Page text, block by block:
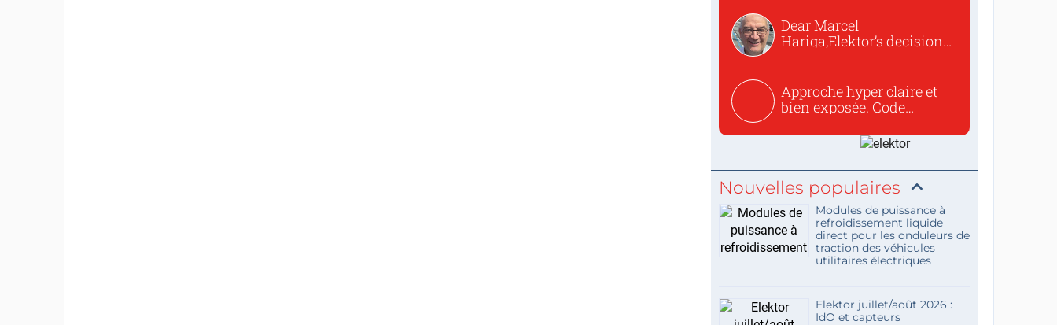
Dear Marcel
Hariga,Elektor’s decision
Approche hyper claire et
bien exposée. Code
Nouvelles populaires
Modules de puissance à
refroidissement liquide
direct pour les onduleurs de
traction des véhicules
utilitaires électriques
Elektor juillet/août 2026 :
IdO et capteurs